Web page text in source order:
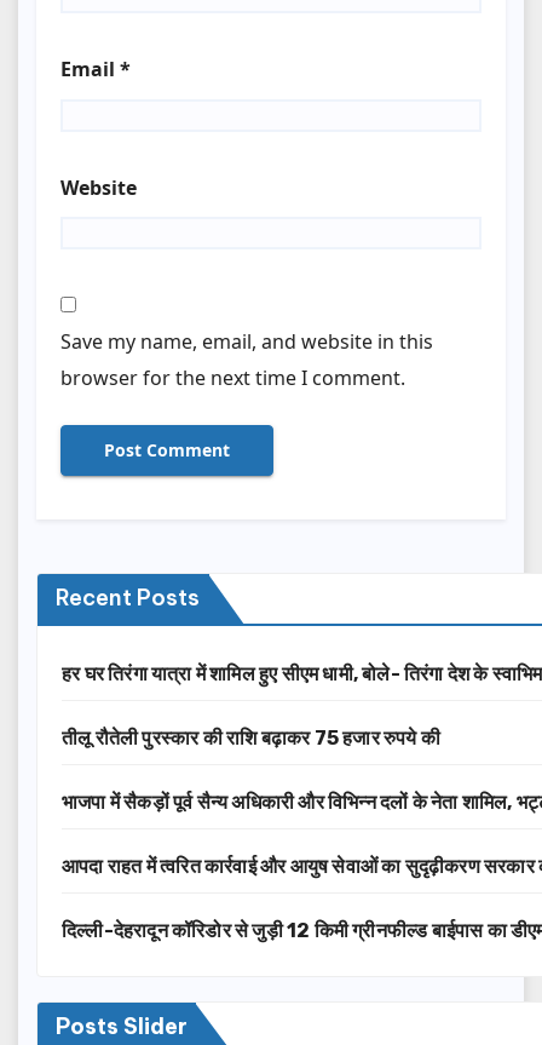
Email *
Website
Save my name, email, and website in this
browser for the next time I comment.
Recent Posts
हर घर तिरंगा यात्रा में शामिल हुए सीएम धामी, बोले- तिरंगा देश के
तीलू रौतेली पुरस्कार की राशि बढ़ाकर 75 हजार रुपये की
भाजपा में सैकड़ों पूर्व सैन्य अधिकारी और विभिन्न दलों के नेता शामिल,
आपदा राहत में त्वरित कार्रवाई और आयुष सेवाओं का सुदृढ़ीकरण
दिल्ली-देहरादून कॉरिडोर से जुड़ी 12 किमी ग्रीनफील्ड बाईपास का
Posts Slider